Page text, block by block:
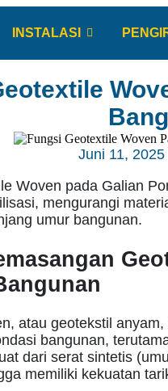
INSTALASI
Juni 11, 2025
Woven pada Galian
mengurangi
umur bangunan.
atau geotekstil
bangunan,
dari serat sintetis
memiliki kekuatan